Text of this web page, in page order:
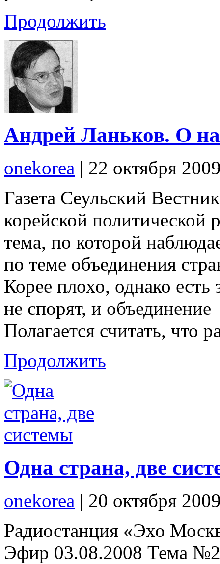
Продолжить
Андрей Ланьков. О
onekorea | 22 октября
Газета Сеульский
корейской политической
тема, по которой
по теме объединения
Корее плохо, однако
не спорят, и
Полагается считать, что
Продолжить
Одна страна, две
onekorea | 20 октября
Радиостанция «Эхо
Эфир 03.08.2008 Тема